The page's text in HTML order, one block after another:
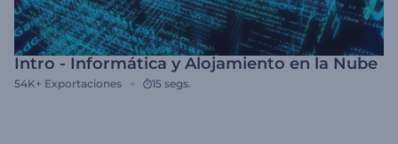
Intro - Informática y Alojamiento en la Nube
54K+ Exportaciones 15 segs.